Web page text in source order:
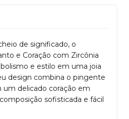
de significado, o
e Coração com Zircônia
e estilo em uma joia
design combina o pingente
um delicado coração em
sofisticada e fácil